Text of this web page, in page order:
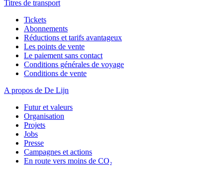
Titres de transport
Tickets
Abonnements
Réductions et tarifs avantageux
Les points de vente
Le paiement sans contact
Conditions générales de voyage
Conditions de vente
A propos de De Lijn
Futur et valeurs
Organisation
Projets
Jobs
Presse
Campagnes et actions
En route vers moins de CO₂